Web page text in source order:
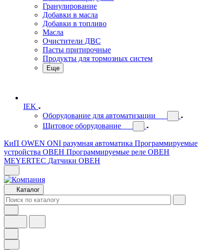
Гранулирование
Добавки в масла
Добавки в топливо
Масла
Очистители ДВС
Пасты притирочные
Продукты для тормозных систем
Еще
IEK
Оборудование для автоматизации
Щитовое оборудование
КиП OWEN ONI разумная автоматика Программируемые
устройства ОВЕН Программируемые реле ОВЕН
MEYERTEC Датчики ОВЕН
Каталог